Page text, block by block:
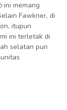
ini memang
Fawkner, di
itupun
ini terletak di
selatan pun